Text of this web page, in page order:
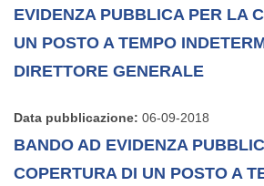
EVIDENZA PUBBLICA PER LA
UN POSTO A TEMPO
DIRETTORE GENERALE
Data pubblicazione: 06-09-2018
BANDO AD EVIDENZA
COPERTURA DI UN POSTO A